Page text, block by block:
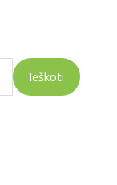
Ieškoti